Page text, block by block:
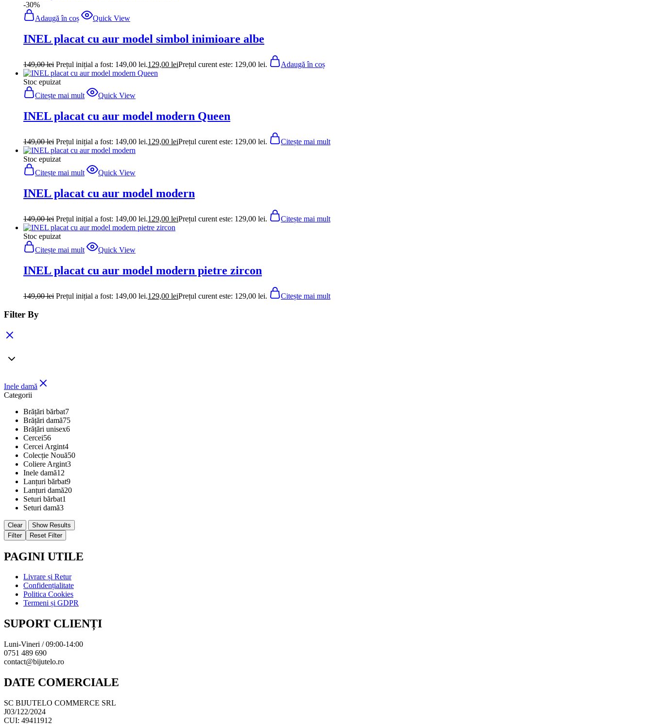
-30%
Adaugă în coș
Quick View
INEL placat cu aur model simbol inimioare albe
149,00lei Prețul inițial a fost: 149,00 lei.129,00 leiPrețul curent este: 129,00 lei. Adaugă în coș
Stoc epuizat
Citește mai mult
Quick View
INEL placat cu aur model modern Queen
149,00lei Prețul inițial a fost: 149,00 lei.129,00 leiPrețul curent este: 129,00 lei. Citește mai mult
Stoc epuizat
Citește mai mult
Quick View
INEL placat cu aur model modern
149,00lei Prețul inițial a fost: 149,00 lei.129,00 leiPrețul curent este: 129,00 lei. Citește mai mult
Stoc epuizat
Citește mai mult
Quick View
INEL placat cu aur model modern pietre zircon
149,00lei Prețul inițial a fost: 149,00 lei.129,00 leiPrețul curent este: 129,00 lei. Citește mai mult
Filter By
Inele damă
Categorii
Brățări bărbat7
Brățări damă75
Brățări unisex6
Cercei56
Cercei Argint4
Colecție Nouă50
Coliere Argint3
Inele damă12
Lanțuri bărbat9
Lanțuri damă20
Seturi bărbat1
Seturi damă3
Clear
Show Results
Filter
Reset Filter
PAGINI UTILE
Livrare și Retur
Confidențialitate
Politica Cookies
Termeni și GDPR
SUPORT CLIENȚI
Luni-Vineri / 09:00-14:00
0751 489 690
contact@bijutelo.ro
DATE COMERCIALE
SC BIJUTELO COMMERCE SRL
J03/122/2024
CUI: 49411912